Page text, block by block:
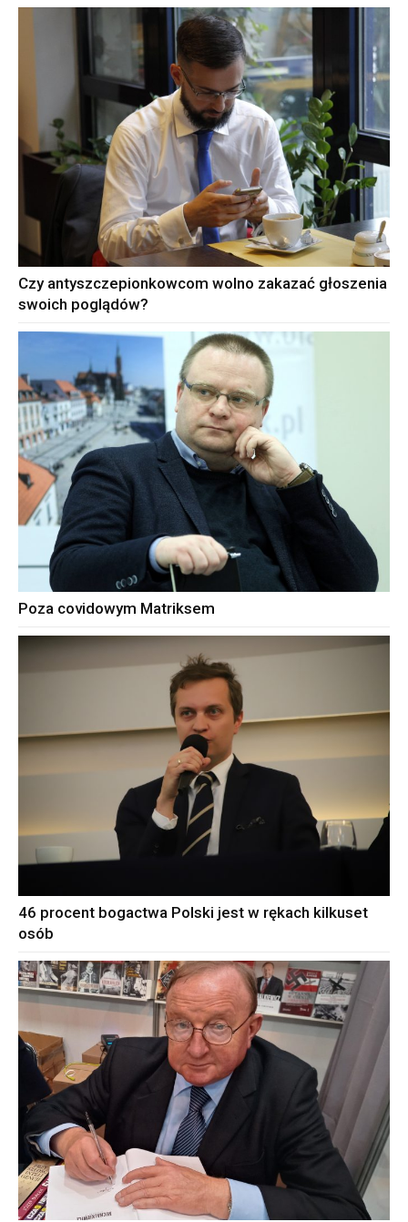
Czy antyszczepionkowcom wolno zakazać głoszenia
swoich poglądów?
Poza covidowym Matriksem
46 procent bogactwa Polski jest w rękach kilkuset
osób